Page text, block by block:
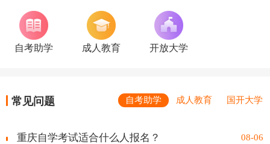
自考助学 成人教育 开放大学
常见问题 自考助学 成人教育 国开大学
重庆自学考试适合什么人报名？ 08-06